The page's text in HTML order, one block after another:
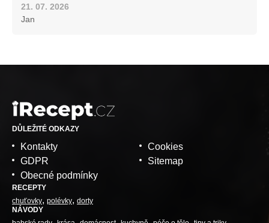
21. 07. 2026
Jan
DŮLEŽITÉ ODKAZY
Kontakty
GDPR
Obecné podmínky
Cookies
Sitemap
RECEPTY
chuťovky polévky dorty
NÁVODY